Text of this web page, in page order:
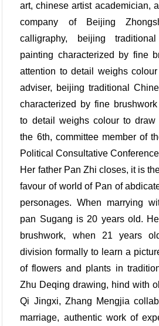
art, chinese artist academician,
company of Beijing
calligraphy, beijing
painting characterized by fine
attention to detail weighs
adviser, beijing traditional
characterized by fine
to detail weighs colour to draw
the 6th, committee member of
Political Consultative
Her father Pan Zhi closes, it is
favour of world of Pan of
personages. When marrying
pan Sugang is 20 years old.
brushwork, when 21 years
division formally to learn a
of flowers and plants in
Zhu Deqing drawing, hind with
Qi Jingxi, Zhang Mengjia
marriage, authentic work of